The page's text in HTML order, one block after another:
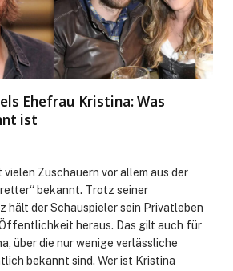
Ehefrau Kristina: Was
ist
Zuschauern vor allem aus der
bekannt. Trotz seiner
der Schauspieler sein Privatleben
heraus. Das gilt auch für
über die nur wenige verlässliche
bekannt sind. Wer ist Kristina